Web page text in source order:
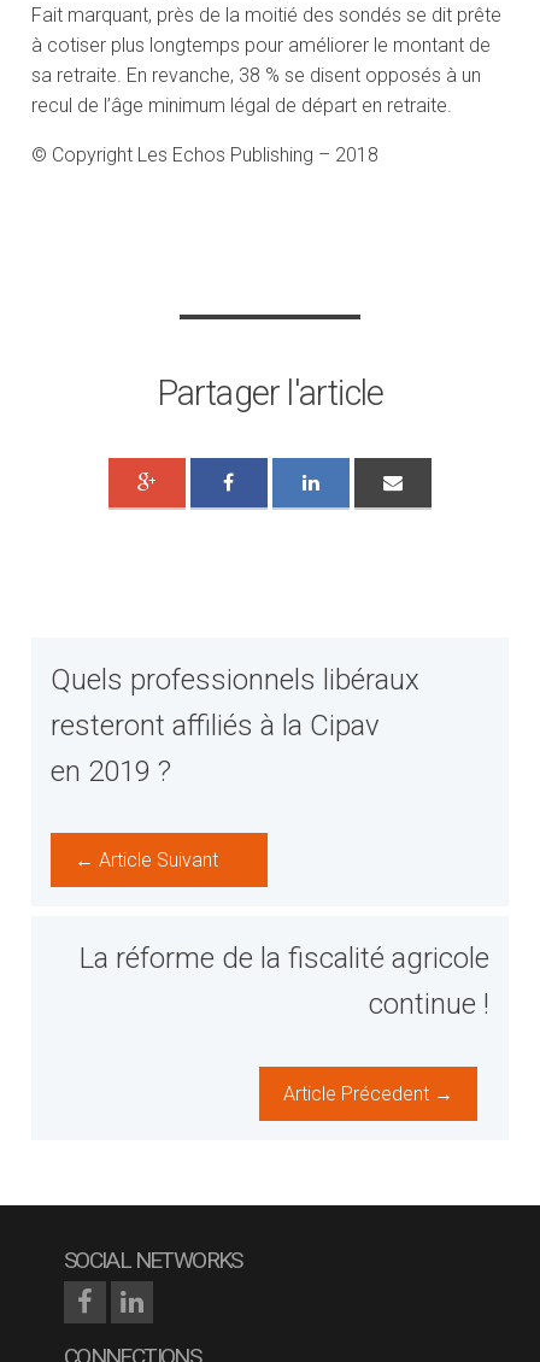
Fait marquant, près de la moitié des sondés se dit prête
à cotiser plus longtemps pour améliorer le montant de
sa retraite. En revanche, 38 % se disent opposés à un
recul de l’âge minimum légal de départ en retraite.
© Copyright Les Echos Publishing – 2018
Partager l'article
Quels professionnels libéraux
resteront affiliés à la Cipav
en 2019 ?
← Article Suivant
La réforme de la fiscalité agricole
continue !
Article Précedent →
SOCIAL NETWORKS
CONNECTIONS